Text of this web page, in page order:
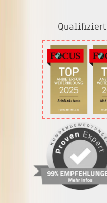
Qualifiziert